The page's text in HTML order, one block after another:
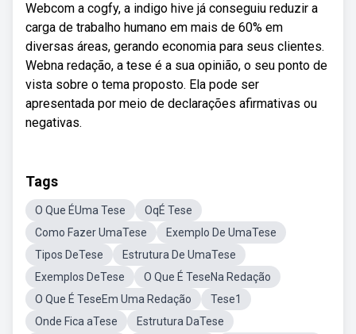
Webcom a cogfy, a indigo hive já conseguiu reduzir a
carga de trabalho humano em mais de 60% em
diversas áreas, gerando economia para seus clientes.
Webna redação, a tese é a sua opinião, o seu ponto de
vista sobre o tema proposto. Ela pode ser
apresentada por meio de declarações afirmativas ou
negativas.
Tags
O Que ÉUma Tese
OqÉ Tese
Como Fazer UmaTese
Exemplo De UmaTese
Tipos DeTese
Estrutura De UmaTese
Exemplos DeTese
O Que É TeseNa Redação
O Que É TeseEm Uma Redação
Tese1
Onde Fica aTese
Estrutura DaTese